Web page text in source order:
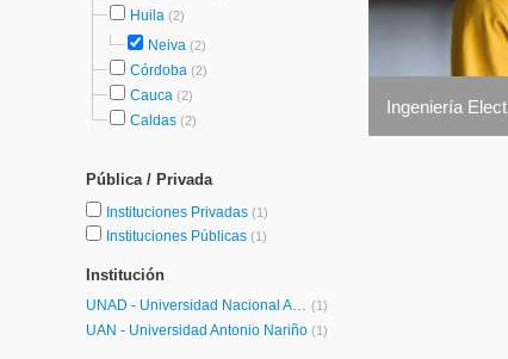
Huila (2)
Neiva (2)
Córdoba (2)
Cauca (2)
Caldas (2)
Pública / Privada
Instituciones Privadas (1)
Instituciones Públicas (1)
Institución
UNAD - Universidad Nacional Abierta y a Distancia (1)
UAN - Universidad Antonio Nariño (1)
Ingeniería